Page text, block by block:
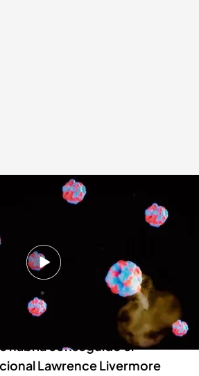
energía
profesor de física
vaso de agua, una familia
durante más de 100 años"
habría conseguido el
Lawrence Livermore